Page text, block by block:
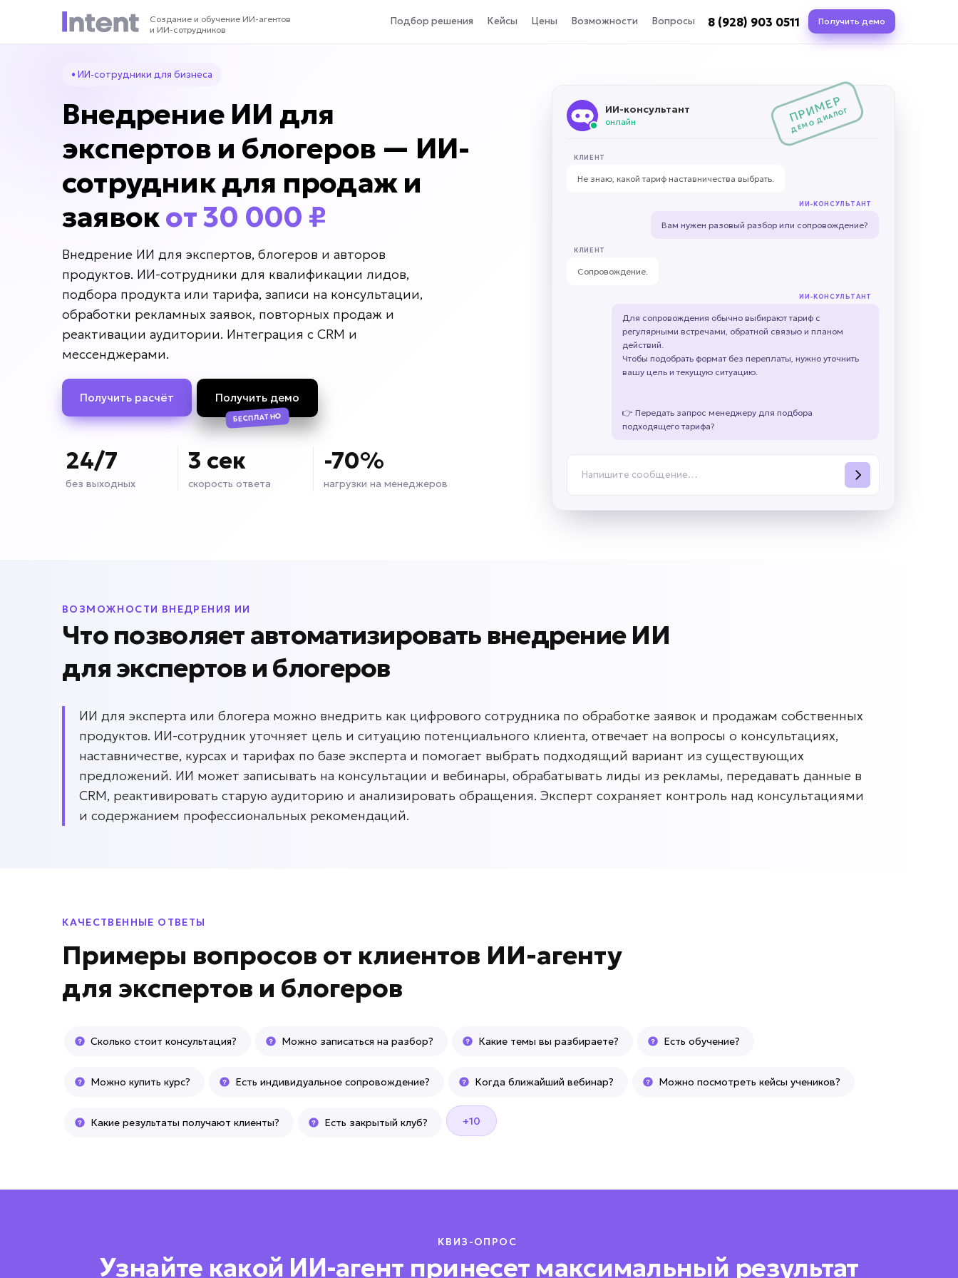
Создание и обучение ИИ-агентов
и ИИ-сотрудников
Подбор решения Кейсы Цены Возможности Вопросы 8 (928) 903 0511 Получить демо
• ИИ-сотрудники для бизнеса
Внедрение ИИ для
экспертов и блогеров — ИИ-
сотрудник для продаж и
заявокот 30 000 ₽
Внедрение ИИ для экспертов, блогеров и авторов
продуктов. ИИ-сотрудники для квалификации лидов,
подбора продукта или тарифа, записи на консультации,
обработки рекламных заявок, повторных продаж и
реактивации аудитории. Интеграция с CRM и
мессенджерами.
Получить расчёт Получить демо
БЕСПЛАТНО
24/7
без выходных
3 сек
скорость ответа
-70%
нагрузки на менеджеров
ПРИМЕР
ДЕМО ДИАЛОГ
ИИ-консультант
онлайн
КЛИЕНТ
Не знаю, какой тариф наставничества выбрать.
ИИ-КОНСУЛЬТАНТ
Вам нужен разовый разбор или сопровождение?
КЛИЕНТ
Сопровождение.
ИИ-КОНСУЛЬТАНТ
Для сопровождения обычно выбирают тариф с
регулярными встречами, обратной связью и планом
действий.
Чтобы подобрать формат без переплаты, нужно уточнить
вашу цель и текущую ситуацию.
👉 Передать запрос менеджеру для подбора
подходящего тарифа?
Напишите сообщение…
ВОЗМОЖНОСТИ ВНЕДРЕНИЯ ИИ
Что позволяет автоматизировать внедрение ИИ
дляэкспертов и блогеров
ИИ для эксперта или блогера можно внедрить как цифрового сотрудника по обработке заявок и продажам собственных
продуктов. ИИ-сотрудник уточняет цель и ситуацию потенциального клиента, отвечает на вопросы о консультациях,
наставничестве, курсах и тарифах по базе эксперта и помогает выбрать подходящий вариант из существующих
предложений. ИИ может записывать на консультации и вебинары, обрабатывать лиды из рекламы, передавать данные в
CRM, реактивировать старую аудиторию и анализировать обращения. Эксперт сохраняет контроль над консультациями
и содержанием профессиональных рекомендаций.
КАЧЕСТВЕННЫЕ ОТВЕТЫ
Примеры вопросов от клиентов ИИ-агенту
для экспертов и блогеров
Сколько стоит консультация? Можно записаться на разбор? Какие темы вы разбираете? Есть обучение?
Можно купить курс? Есть индивидуальное сопровождение? Когда ближайший вебинар? Можно посмотреть кейсы учеников?
Какие результаты получают клиенты? Есть закрытый клуб? +10
КВИЗ-ОПРОС
Узнайте какой ИИ-агент принесет максимальный результат